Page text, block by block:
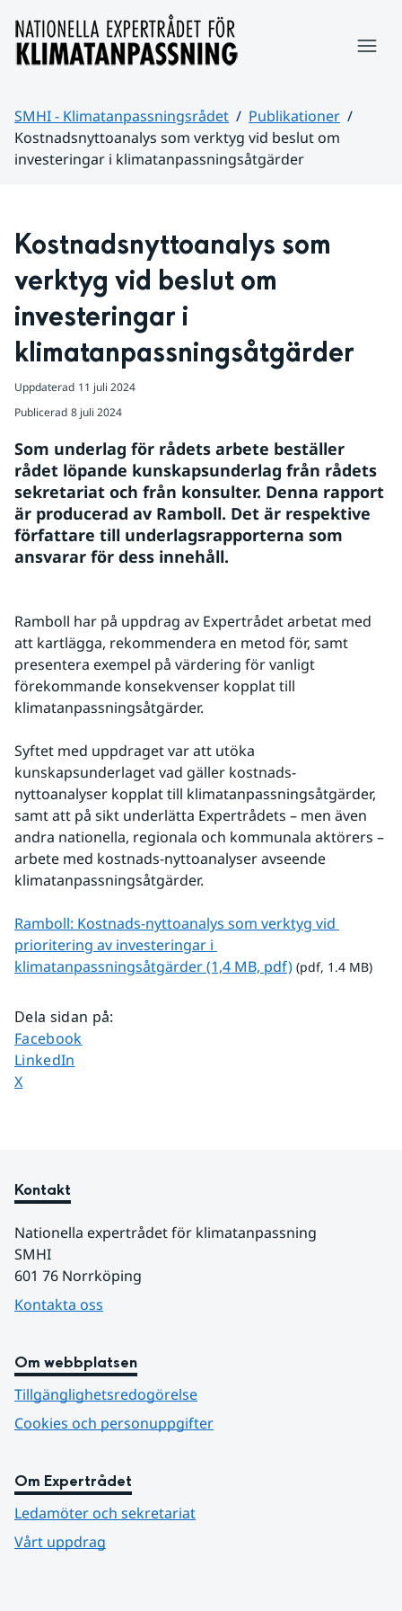
SMHI - Klimatanpassningsrådet
Publikationer
Kostnadsnyttoanalys som verktyg vid beslut om
investeringar i klimatanpassningsåtgärder
Kostnadsnyttoanalys som
verktyg vid beslut om
investeringar i
klimatanpassningsåtgärder
Uppdaterad 11 juli 2024
Publicerad 8 juli 2024
Som underlag för rådets arbete beställer
rådet löpande kunskapsunderlag från rådets
sekretariat och från konsulter. Denna rapport
är producerad av Ramboll. Det är respektive
författare till underlagsrapporterna som
ansvarar för dess innehåll.
Ramboll har på uppdrag av Expertrådet arbetat med
att kartlägga, rekommendera en metod för, samt
presentera exempel på värdering för vanligt
förekommande konsekvenser kopplat till
klimatanpassningsåtgärder.
Syftet med uppdraget var att utöka
kunskapsunderlaget vad gäller kostnads-
nyttoanalyser kopplat till klimatanpassningsåtgärder,
samt att på sikt underlätta Expertrådets – men även
andra nationella, regionala och kommunala aktörers –
arbete med kostnads-nyttoanalyser avseende
klimatanpassningsåtgärder.
Ramboll: Kostnads-nyttoanalys som verktyg vid
prioritering av investeringar i
klimatanpassningsåtgärder (1,4 MB, pdf)pdf, 1.4 MB.
(pdf, 1.4 MB)
Dela sidan på:
Dela sidan på
Facebook
Dela sidan på
LinkedIn
Dela sidan på
X
Kontakt
Nationella expertrådet för klimatanpassning
SMHI
601 76 Norrköping
Kontakta oss
Om webbplatsen
Tillgänglighetsredogörelse
Cookies och personuppgifter
Om Expertrådet
Ledamöter och sekretariat
Vårt uppdrag